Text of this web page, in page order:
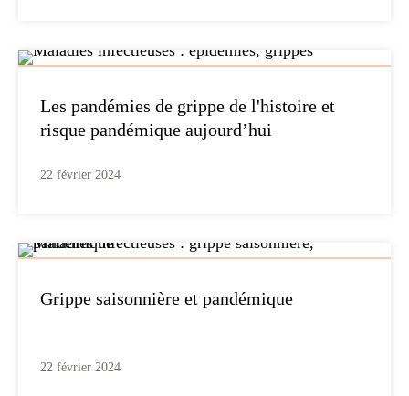
Les pandémies de grippe de l'histoire et
risque pandémique aujourd’hui
22 février 2024
Grippe saisonnière et pandémique
22 février 2024